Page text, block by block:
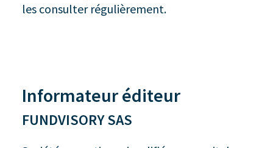
les consulter régulièrement.
Informateur éditeur
FUNDVISORY SAS